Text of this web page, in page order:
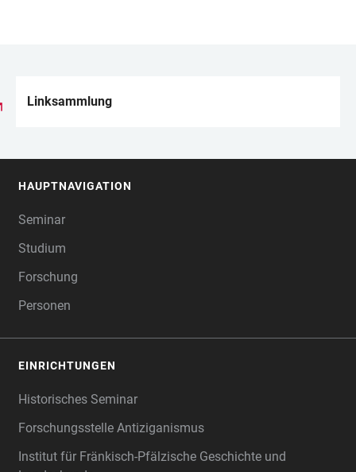
LINKS
Linksammlung
HAUPTNAVIGATION
Seminar
Studium
Forschung
Personen
EINRICHTUNGEN
Historisches Seminar
Forschungsstelle Antiziganismus
Institut für Fränkisch-Pfälzische Geschichte und